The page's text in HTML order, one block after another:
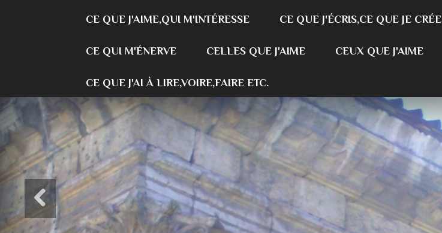
CE QUE J'AIME,QUI M'INTÉRESSE CE QUE J'ÉCRIS,CE QUE JE CRÉE
CE QUI M'ÉNERVE CELLES QUE J'AIME CEUX QUE J'AIME
CE QUE J'AI À LIRE,VOIRE,FAIRE ETC.